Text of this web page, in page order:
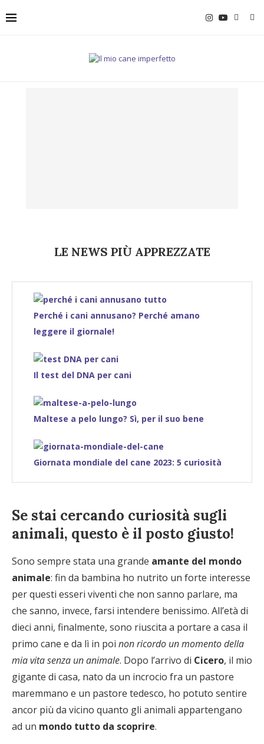
LE NEWS PIÙ APPREZZATE
Perché i cani annusano? Perché amano
leggere il giornale!
Il test del DNA per cani
Maltese a pelo lungo? Sì, per il suo bene
Giornata mondiale del cane 2023: 5 curiosità
Se stai cercando curiosità sugli
animali, questo è il posto giusto!
Sono sempre stata una grande amante del mondo
animale: fin da bambina ho nutrito un forte interesse
per questi esseri viventi che non sanno parlare, ma
che sanno, invece, farsi intendere benissimo. All’età di
dieci anni, finalmente, sono riuscita a portare a casa il
primo cane e da lì in poi non ricordo un momento della
mia vita senza un animale. Dopo l’arrivo di Cicero, il mio
gigante di casa, nato da un incrocio fra un pastore
maremmano e un pastore tedesco, ho potuto sentire
ancor più da vicino quanto gli animali appartengano
ad un mondo tutto da scoprire.